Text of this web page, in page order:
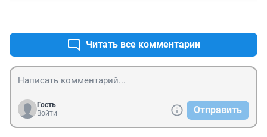
Читать все комментарии
Гость
Войти
Отправить